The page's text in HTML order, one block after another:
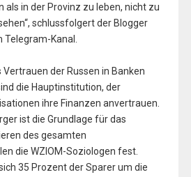
als in der Provinz zu leben, nicht zu
schlussfolgert der Blogger
Kanal.
der Russen in Banken
die Hauptinstitution, der
ihre Finanzen anvertrauen.
ist die Grundlage für das
des gesamten
die WZIOM-Soziologen fest.
35 Prozent der Sparer um die